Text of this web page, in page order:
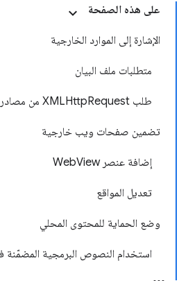
على هذه الصفحة
الإشارة إلى الموارد الخارجية
متطلبات ملف البيان
طلب XMLHttpRequest من مصادر متعددة
تضمين صفحات ويب خارجية
إضافة عنصر WebView
تعديل المواقع
وضع الحماية للمحتوى المحلي
استخدام النصوص البرمجية المضمّنة